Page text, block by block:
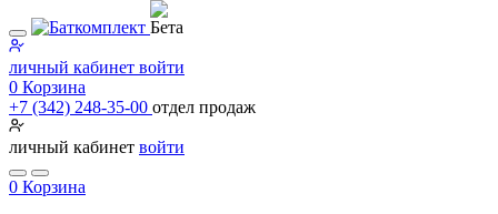
личный кабинет войти
0 Корзина
+7 (342) 248-35-00 отдел продаж
личный кабинет войти
0 Корзина